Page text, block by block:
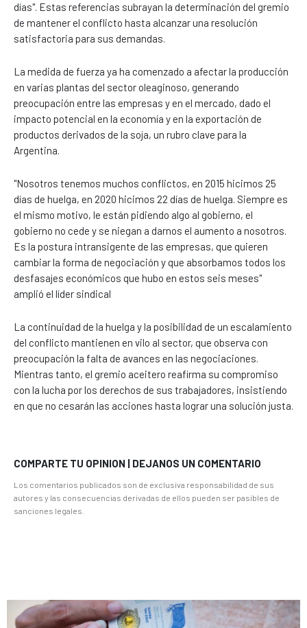
días". Estas referencias subrayan la determinación del gremio
de mantener el conflicto hasta alcanzar una resolución
satisfactoria para sus demandas.
La medida de fuerza ya ha comenzado a afectar la producción
en varias plantas del sector oleaginoso, generando
preocupación entre las empresas y en el mercado, dado el
impacto potencial en la economía y en la exportación de
productos derivados de la soja, un rubro clave para la
Argentina.
"Nosotros tenemos muchos conflictos, en 2015 hicimos 25
días de huelga, en 2020 hicimos 22 días de huelga. Siempre es
el mismo motivo, le están pidiendo algo al gobierno, el
gobierno no cede y se niegan a darnos el aumento a nosotros.
Es la postura intransigente de las empresas, que quieren
cambiar la forma de negociación y que absorbamos todos los
desfasajes económicos que hubo en estos seis meses"
amplió el líder sindical
La continuidad de la huelga y la posibilidad de un escalamiento
del conflicto mantienen en vilo al sector, que observa con
preocupación la falta de avances en las negociaciones.
Mientras tanto, el gremio aceitero reafirma su compromiso
con la lucha por los derechos de sus trabajadores, insistiendo
en que no cesarán las acciones hasta lograr una solución justa.
COMPARTE TU OPINION | DEJANOS UN COMENTARIO
Los comentarios publicados son de exclusiva responsabilidad de sus
autores y las consecuencias derivadas de ellos pueden ser pasibles de
sanciones legales.